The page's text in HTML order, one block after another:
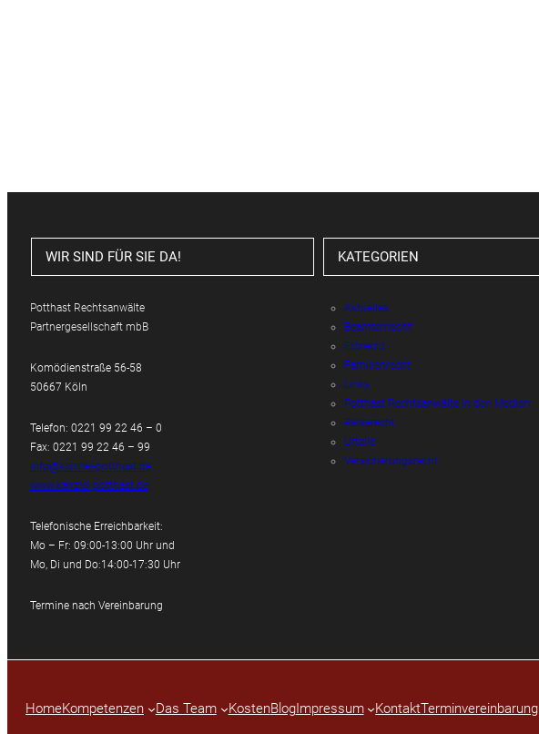
WIR SIND FÜR SIE DA!
Potthast Rechtsanwälte
Partnergesellschaft mbB
Komödienstraße 56-58
50667 Köln
Telefon: 0221 99 22 46 – 0
Fax: 0221 99 22 46 – 99
info@kanzlei-potthast.de
www.kanzlei-potthast.de
Telefonische Erreichbarkeit:
Mo – Fr: 09:00-13:00 Uhr und
Mo, Di und Do:14:00-17:30 Uhr
Termine nach Vereinbarung
KATEGORIEN
Aktuelles
Beamtenrecht
Erbrecht
Familienrecht
Links
Potthast Rechtsanwälte in den Medien
Reiserecht
Urteile
Versicherungsrecht
HomeKompetenzen Das Team KostenBlogImpressum KontaktTerminvereinbarung